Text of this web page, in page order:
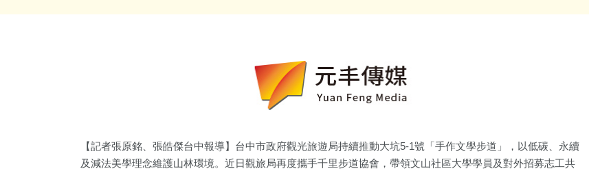
【記者張原銘、張皓傑台中報導】台中市政府觀光旅遊局持續推動大坑5-1號「手作文學步道」，以低碳、永續
及減法美學理念維護山林環境。近日觀旅局再度攜手千里步道協會，帶領文山社區大學學員及對外招募志工共